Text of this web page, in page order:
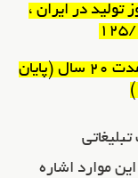
تولید در ایران ،
دارای ثبت اختراع و حمایت از مخترع به مدت 20 سال (پایان
موارد اشاره